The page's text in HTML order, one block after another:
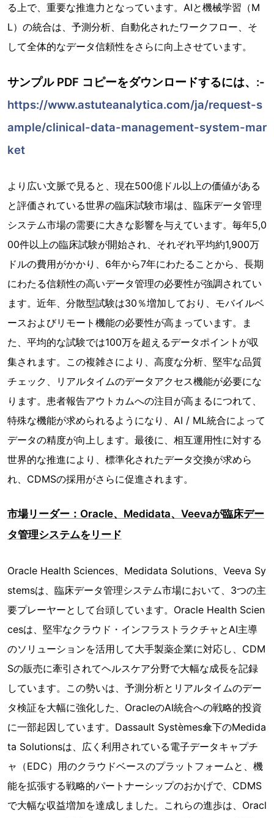
る上で、重要な推進力となっています。AIと機械学習（M
L）の統合は、予測分析、自動化されたワークフロー、そ
して全体的なデータ信頼性をさらに向上させています。
サンプル PDF コピーをダウンロードするには、:-
https://www.astuteanalytica.com/ja/request-s
ample/clinical-data-management-system-mar
ket
より広い文脈で見ると、現在500億ドル以上の価値がある
と評価されている世界の臨床試験市場は、臨床データ管理
システム市場の需要に大きな影響を与えています。毎年5,0
00件以上の臨床試験が開始され、それぞれ平均約1,900万
ドルの費用がかかり、6年から7年にわたることから、長期
にわたる信頼性の高いデータ管理の必要性が強調されてい
ます。近年、分散型試験は30％増加しており、モバイルベ
ースおよびリモート機能の必要性が高まっています。ま
た、平均的な試験では100万を超えるデータポイントが収
集されます。この複雑さにより、高度な分析、堅牢な品質
チェック、リアルタイムのデータアクセス機能が必要にな
ります。患者報告アウトカムへの注目が高まるにつれて、
特殊な機能が求められるようになり、AI / ML統合によって
データの精度が向上します。最後に、相互運用性に対する
世界的な推進により、標準化されたデータ交換が求めら
れ、CDMSの採用がさらに促進されます。
市場リーダー：Oracle、Medidata、Veevaが臨床デー
タ管理システムをリード
Oracle Health Sciences、Medidata Solutions、Veeva Sy
stemsは、臨床データ管理システム市場において、3つの主
要プレーヤーとして台頭しています。Oracle Health Scien
cesは、堅牢なクラウド・インフラストラクチャとAI主導
のソリューションを活用して大手製薬企業に対応し、CDM
Sの販売に牽引されてヘルスケア分野で大幅な成長を記録
しています。この勢いは、予測分析とリアルタイムのデー
タ検証を大幅に強化した、OracleのAI統合への戦略的投資
に一部起因しています。Dassault Systèmes傘下のMedida
ta Solutionsは、広く利用されている電子データキャプチ
ャ（EDC）用のクラウドベースのプラットフォームと、機
能を拡張する戦略的パートナーシップのおかげで、CDMS
で大幅な収益増加を達成しました。これらの進歩は、Oracl